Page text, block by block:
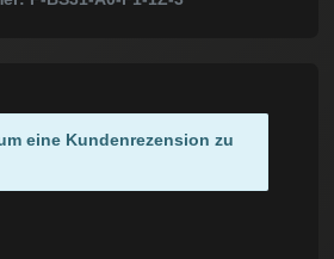
eine Kundenrezension zu